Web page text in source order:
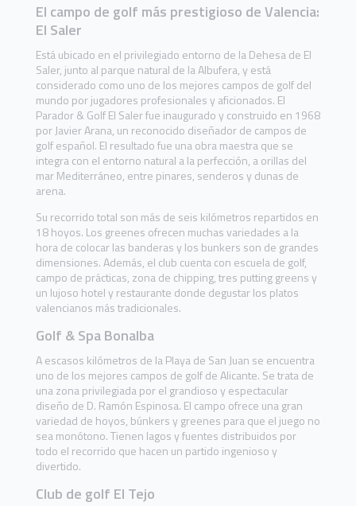
El campo de golf más prestigioso de Valencia:
El Saler
Está ubicado en el privilegiado entorno de la Dehesa de El
Saler, junto al parque natural de la Albufera, y está
considerado como uno de los mejores campos de golf del
mundo por jugadores profesionales y aficionados. El
Parador & Golf El Saler fue inaugurado y construido en 1968
por Javier Arana, un reconocido diseñador de campos de
golf español. El resultado fue una obra maestra que se
integra con el entorno natural a la perfección, a orillas del
mar Mediterráneo, entre pinares, senderos y dunas de
arena.
Su recorrido total son más de seis kilómetros repartidos en
18 hoyos. Los greenes ofrecen muchas variedades a la
hora de colocar las banderas y los bunkers son de grandes
dimensiones. Además, el club cuenta con escuela de golf,
campo de prácticas, zona de chipping, tres putting greens y
un lujoso hotel y restaurante donde degustar los platos
valencianos más tradicionales.
Golf & Spa Bonalba
A escasos kilómetros de la Playa de San Juan se encuentra
uno de los mejores campos de golf de Alicante. Se trata de
una zona privilegiada por el grandioso y espectacular
diseño de D. Ramón Espinosa. El campo ofrece una gran
variedad de hoyos, búnkers y greenes para que el juego no
sea monótono. Tienen lagos y fuentes distribuidos por
todo el recorrido que hacen un partido ingenioso y
divertido.
Club de golf El Tejo